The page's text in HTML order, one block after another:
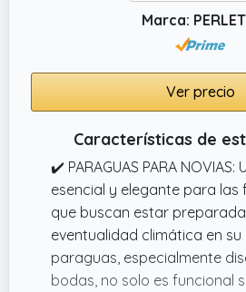
Marca:
Ver precio
Características de
✔️ PARAGUAS PARA NOVIAS:
esencial y elegante para las
que buscan estar
eventualidad climática en su
paraguas, especialmente
bodas, no solo es funcional